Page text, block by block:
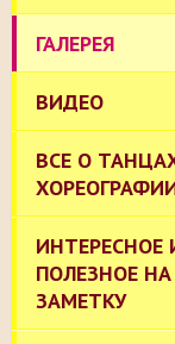
ГАЛЕРЕЯ
ВИДЕО
ВСЕ О
ИНТЕРЕСНОЕ
ПОЛЕЗНОЕ НА
ЗАМЕТКУ